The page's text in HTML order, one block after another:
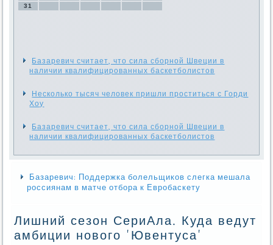
31
Базаревич считает, что сила сборной Швеции в
наличии квалифицированных баскетболистов
Несколько тысяч человек пришли проститься с Горди
Хоу
Базаревич считает, что сила сборной Швеции в
наличии квалифицированных баскетболистов
Базаревич: Поддержка болельщиков слегка мешала
россиянам в матче отбора к Евробаскету
Лишний сезон СериАла. Куда ведут
амбиции нового 'Ювентуса'